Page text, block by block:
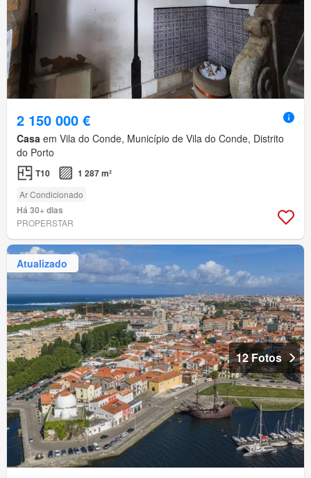
2 150 000 €
Casa em Vila do Conde, Município de Vila do Conde, Distrito
do Porto
T10 1 287 m²
Ar Condicionado
Há 30+ dias
PROPERSTAR
Atualizado
12 Fotos